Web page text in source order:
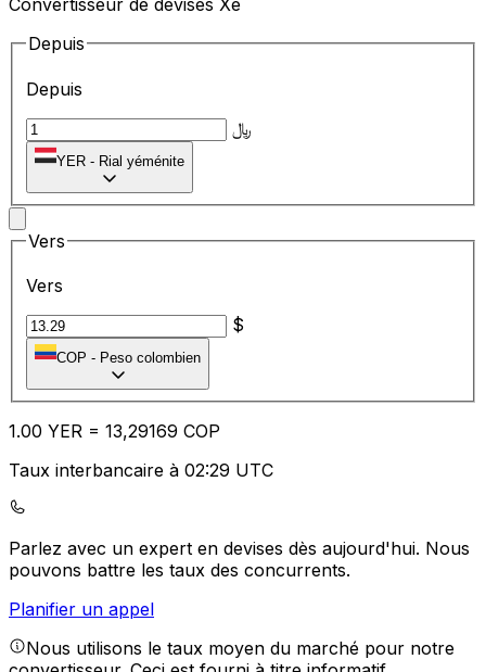
Convertisseur de devises Xe
Depuis
Depuis
﷼
YER - Rial yéménite
Vers
Vers
$
COP - Peso colombien
1.00 YER = 13,29169 COP
Taux interbancaire à 02:29 UTC
Parlez avec un expert en devises dès aujourd'hui. Nous
pouvons battre les taux des concurrents.
Planifier un appel
Nous utilisons le taux moyen du marché pour notre